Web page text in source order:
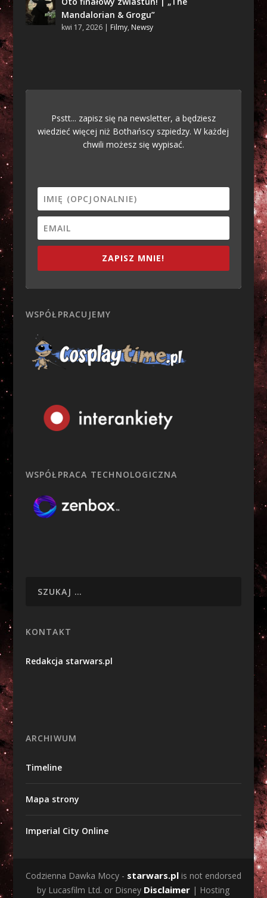
Mandalorian & Grogu”
kwi 17, 2026| Filmy, Newsy
Psstt... zapisz się na newsletter, a będziesz
wiedzieć więcej niż Bothańscy szpiedzy. W każdej
chwili możesz się wypisać.
ZAPISZ MNIE!
WSPÓŁPRACUJEMY
WSPÓŁPRACA TECHNOLOGICZNA
KONTAKT
Redakcja starwars.pl
ARCHIWUM
Timeline
Mapa strony
Imperial City Online
Codzienna Dawka Mocy - starwars.plis not endorsed
by Lucasfilm Ltd. or Disney Disclaimer | Hosting